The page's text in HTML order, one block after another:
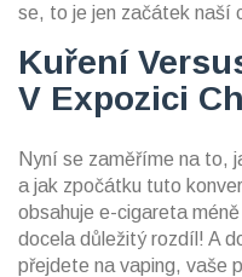
se, to je jen začátek naší
Kuření
V Expozici
Nyní se zaměříme na to,
a jak zpočátku tuto
obsahuje e-cigareta
docela důležitý rozdíl! A
přejdete na vaping, vaše